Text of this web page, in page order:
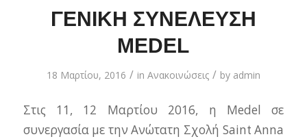
ΓΕΝΙΚΗ ΣΥΝΕΛΕΥΣΗ
MEDEL
18 Μαρτίου, 2016 / in Ανακοινώσεις / by admin
Στις 11, 12 Μαρτίου 2016, η Medel σε
συνεργασία με την Ανώτατη Σχολή Saint Anna